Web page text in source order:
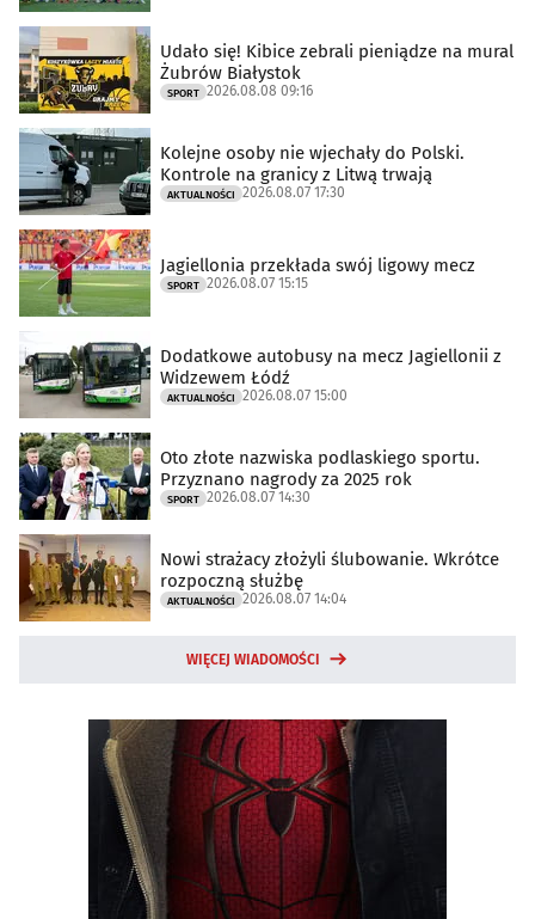
Udało się! Kibice zebrali pieniądze na mural
Żubrów Białystok
SPORT 2026.08.08 09:16
Kolejne osoby nie wjechały do Polski.
Kontrole na granicy z Litwą trwają
AKTUALNOŚCI 2026.08.07 17:30
Jagiellonia przekłada swój ligowy mecz
SPORT 2026.08.07 15:15
Dodatkowe autobusy na mecz Jagiellonii z
Widzewem Łódź
AKTUALNOŚCI 2026.08.07 15:00
Oto złote nazwiska podlaskiego sportu.
Przyznano nagrody za 2025 rok
SPORT 2026.08.07 14:30
Nowi strażacy złożyli ślubowanie. Wkrótce
rozpoczną służbę
AKTUALNOŚCI 2026.08.07 14:04
WIĘCEJ WIADOMOŚCI